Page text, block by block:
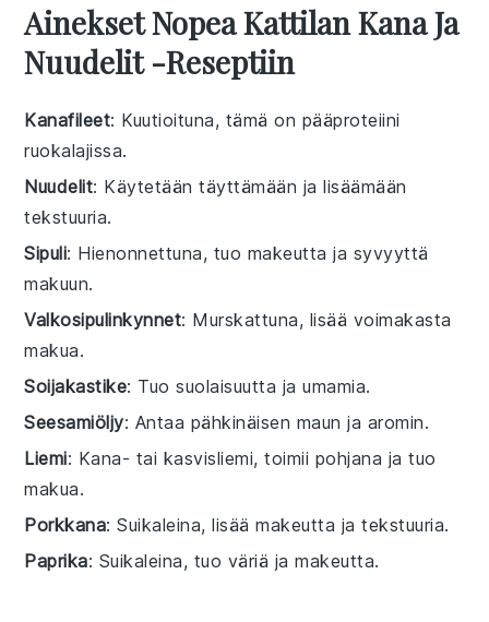
Ainekset Nopea Kattilan Kana Ja
Nuudelit -reseptiin
Kanafileet: Kuutioituna, tämä on pääproteiini
ruokalajissa.
Nuudelit: Käytetään täyttämään ja lisäämään
tekstuuria.
Sipuli: Hienonnettuna, tuo makeutta ja syvyyttä
makuun.
Valkosipulinkynnet: Murskattuna, lisää voimakasta
makua.
Soijakastike: Tuo suolaisuutta ja umamia.
Seesamiöljy: Antaa pähkinäisen maun ja aromin.
Liemi: Kana- tai kasvisliemi, toimii pohjana ja tuo
makua.
Porkkana: Suikaleina, lisää makeutta ja tekstuuria.
Paprika: Suikaleina, tuo väriä ja makeutta.